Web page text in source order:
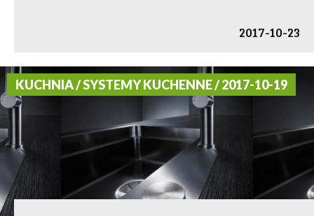
2017-10-23
KUCHNIA / SYSTEMY KUCHENNE / 2017-10-19